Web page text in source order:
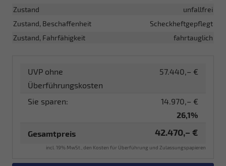
Zustand
unfallfrei
Zustand, Beschaffenheit
Scheckheftgepflegt
Zustand, Fahrfähigkeit
fahrtauglich
UVP ohne
Überführungskosten
57.440,– €
Sie sparen:
14.970,– €
26,1%
Gesamtpreis
42.470,– €
incl. 19% MwSt., den Kosten für Überführung und Zulassungspapieren